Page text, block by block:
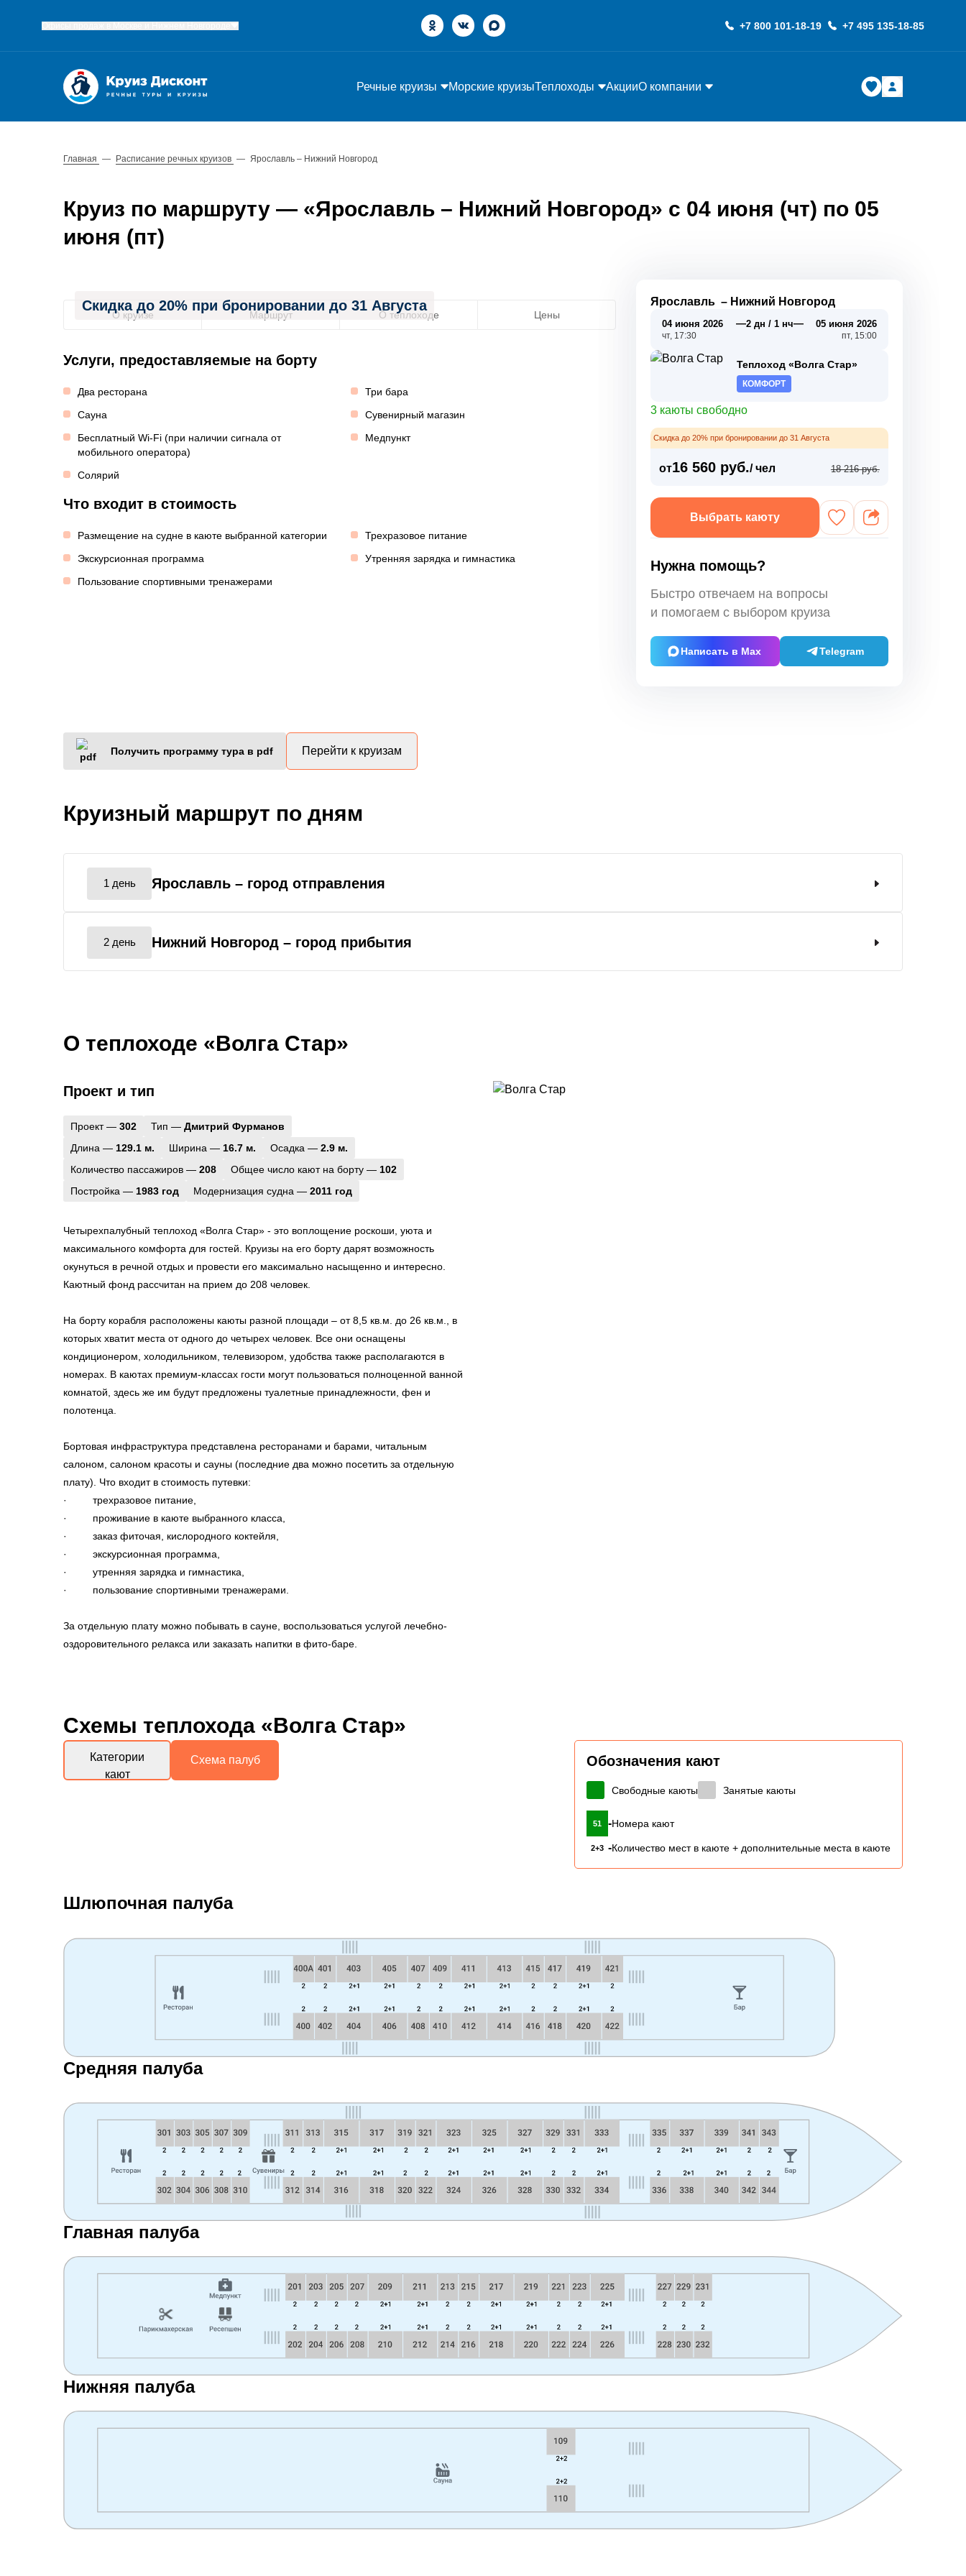
+7 800 101-18-19 +7 495 135-18-85
Речные круизы Морские круизыТеплоходы АкцииО компании
Главная — Расписание речных круизов — Ярославль – Нижний Новгород
Круиз по маршруту — «Ярославль – Нижний Новгород» с 04 июня (чт) по 05
июня (пт)
Скидка до 20% при бронировании до 31 Августа
О круизе Маршрут О теплоходе Цены
Услуги, предоставляемые на борту
Два ресторана
Три бара
Сауна
Сувенирный магазин
Бесплатный Wi-Fi (при наличии сигнала от
мобильного оператора)
Медпункт
Солярий
Что входит в стоимость
Размещение на судне в каюте выбранной категории
Трехразовое питание
Экскурсионная программа
Утренняя зарядка и гимнастика
Пользование спортивными тренажерами
Ярославль – Нижний Новгород
04 июня 2026
чт, 17:30
—2 дн / 1 нч— 05 июня 2026
пт, 15:00
Теплоход «Волга Стар»
КОМФОРТ
3 каюты свободно
Скидка до 20% при бронировании до 31 Августа
от16 560 руб./ чел 18 216 руб.
Выбрать каюту
Нужна помощь?
Быстро отвечаем на вопросы
и помогаем с выбором круиза
Написать в Max Telegram
Получить программу тура в pdf Перейти к круизам
Круизный маршрут по дням
1 день Ярославль – город отправления
2 день Нижний Новгород – город прибытия
О теплоходе «Волга Стар»
Проект и тип
Проект — 302 Тип — Дмитрий Фурманов
Длина — 129.1 м. Ширина — 16.7 м. Осадка — 2.9 м.
Количество пассажиров — 208 Общее число кают на борту — 102
Постройка — 1983 год Модернизация судна — 2011 год
Четырехпалубный теплоход «Волга Стар» - это воплощение роскоши, уюта и
максимального комфорта для гостей. Круизы на его борту дарят возможность
окунуться в речной отдых и провести его максимально насыщенно и интересно.
Каютный фонд рассчитан на прием до 208 человек.
На борту корабля расположены каюты разной площади – от 8,5 кв.м. до 26 кв.м., в
которых хватит места от одного до четырех человек. Все они оснащены
кондиционером, холодильником, телевизором, удобства также располагаются в
номерах. В каютах премиум-классах гости могут пользоваться полноценной ванной
комнатой, здесь же им будут предложены туалетные принадлежности, фен и
полотенца.
Бортовая инфраструктура представлена ресторанами и барами, читальным
салоном, салоном красоты и сауны (последние два можно посетить за отдельную
плату). Что входит в стоимость путевки:
· трехразовое питание,
· проживание в каюте выбранного класса,
· заказ фиточая, кислородного коктейля,
· экскурсионная программа,
· утренняя зарядка и гимнастика,
· пользование спортивными тренажерами.
За отдельную плату можно побывать в сауне, воспользоваться услугой лечебно-
оздоровительного релакса или заказать напитки в фито-баре.
Схемы теплохода «Волга Стар»
Обозначения кают
Свободные каюты Занятые каюты
51 -Номера кают
2+3 -Количество мест в каюте + дополнительные места в каюте
Категории
кают
Схема палуб
Шлюпочная палуба
Средняя палуба
Главная палуба
Нижняя палуба